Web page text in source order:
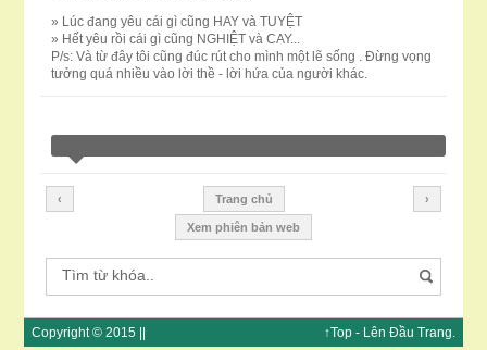
» Lúc đang yêu cái gì cũng HAY và TUYỆT
» Hết yêu rồi cái gì cũng NGHIỆT và CAY...
P/s: Và từ đây tôi cũng đúc rút cho mình một lẽ sống . Đừng vọng
tưởng quá nhiều vào lời thề - lời hứa của người khác.
‹ ›
Trang chủ
Xem phiên bản web
Copyright © 2015 || ↑Top- Lên Đầu Trang